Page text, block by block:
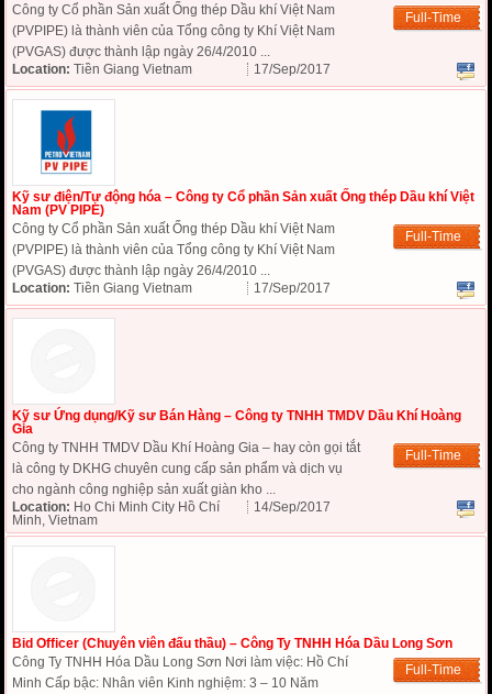
Full-Time
Công ty Cổ phần Sản xuất Ống thép Dầu khí Việt Nam
(PVPIPE) là thành viên của Tổng công ty Khí Việt Nam
(PVGAS) được thành lập ngày 26/4/2010 ...
Location: Tiền Giang Vietnam 17/Sep/2017
Kỹ sư điện/Tự động hóa – Công ty Cổ phần Sản xuất Ống thép Dầu khí Việt
Nam (PV PIPE)
Full-Time
Công ty Cổ phần Sản xuất Ống thép Dầu khí Việt Nam
(PVPIPE) là thành viên của Tổng công ty Khí Việt Nam
(PVGAS) được thành lập ngày 26/4/2010 ...
Location: Tiền Giang Vietnam 17/Sep/2017
Kỹ sư Ứng dụng/Kỹ sư Bán Hàng – Công ty TNHH TMDV Dầu Khí Hoàng
Gia
Full-Time
Công ty TNHH TMDV Dầu Khí Hoàng Gia – hay còn gọi tắt
là công ty DKHG chuyên cung cấp sản phẩm và dịch vụ
cho ngành công nghiệp sản xuất giàn kho ...
Location: Ho Chi Minh City Hồ Chí
Minh, Vietnam
14/Sep/2017
Bid Officer (Chuyên viên đấu thầu) – Công Ty TNHH Hóa Dầu Long Sơn
Full-Time
Công Ty TNHH Hóa Dầu Long Sơn Nơi làm việc: Hồ Chí
Minh Cấp bậc: Nhân viên Kinh nghiệm: 3 – 10 Năm